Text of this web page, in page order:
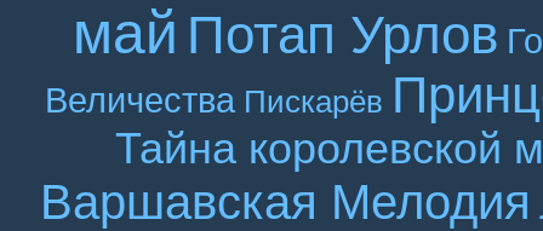
май Потап Урлов
Величества Пискарёв
Тайна королевской
Варшавская Мелодия